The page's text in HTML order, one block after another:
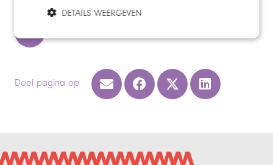
Deel pagina op
DETAILS WEERGEVEN